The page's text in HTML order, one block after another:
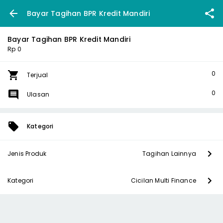
Bayar Tagihan BPR Kredit Mandiri
Bayar Tagihan BPR Kredit Mandiri
Rp 0
Terjual 0
Ulasan 0
Kategori
Jenis Produk Tagihan Lainnya
Kategori Cicilan Multi Finance